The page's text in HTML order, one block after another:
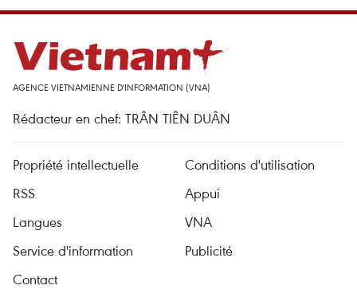
AGENCE VIETNAMIENNE D'INFORMATION (VNA)
Rédacteur en chef: TRÂN TIÊN DUÂN
Propriété intellectuelle
Conditions d'utilisation
RSS
Appui
Langues
VNA
Service d'information
Publicité
Contact